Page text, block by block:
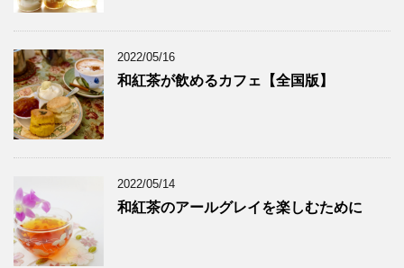
2022/05/16
和紅茶が飲めるカフェ【全国版】
2022/05/14
和紅茶のアールグレイを楽しむために